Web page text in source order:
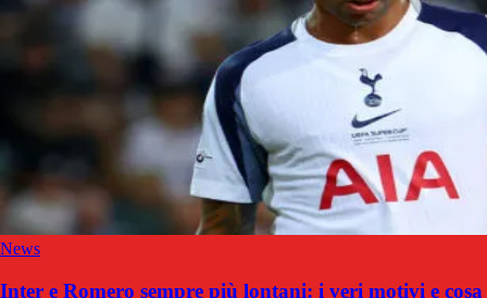
News
Inter e Romero sempre più lontani: i veri motivi e cosa